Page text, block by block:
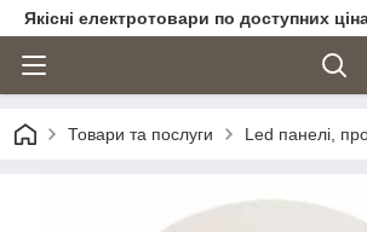
Якісні електротовари по доступних
Товари та послуги Led панелі,